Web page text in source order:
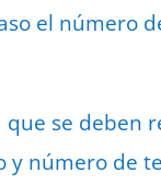
el número
que se deben
número de